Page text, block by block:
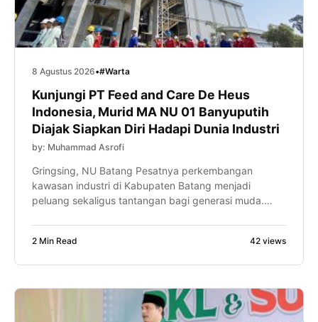
8 Agustus 2026•#Warta
Kunjungi PT Feed and Care De Heus
Indonesia, Murid MA NU 01 Banyuputih
Diajak Siapkan Diri Hadapi Dunia Industri
by: Muhammad Asrofi
Gringsing, NU Batang Pesatnya perkembangan
kawasan industri di Kabupaten Batang menjadi
peluang sekaligus tantangan bagi generasi muda.
melalui kunjungan industri ke PT Feed and Care De
program […]
2 Min Read 42 views